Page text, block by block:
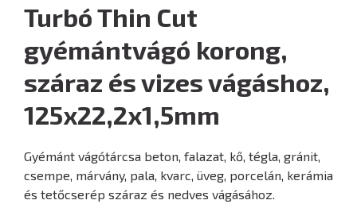
Turbó Thin Cut
gyémántvágó korong,
száraz és vizes vágáshoz,
125x22,2x1,5mm
Gyémánt vágótárcsa beton, falazat, kő, tégla, gránit,
csempe, márvány, pala, kvarc, üveg, porcelán, kerámia
és tetőcserép száraz és nedves vágásához.